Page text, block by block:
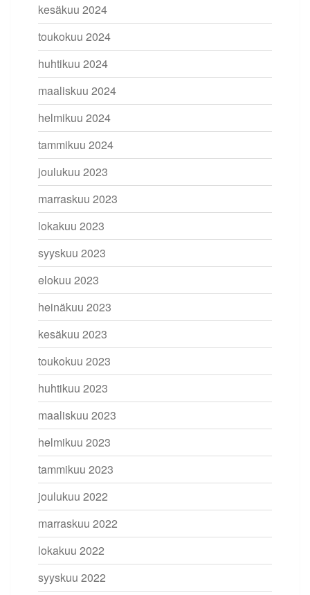
kesäkuu 2024
toukokuu 2024
huhtikuu 2024
maaliskuu 2024
helmikuu 2024
tammikuu 2024
joulukuu 2023
marraskuu 2023
lokakuu 2023
syyskuu 2023
elokuu 2023
heinäkuu 2023
kesäkuu 2023
toukokuu 2023
huhtikuu 2023
maaliskuu 2023
helmikuu 2023
tammikuu 2023
joulukuu 2022
marraskuu 2022
lokakuu 2022
syyskuu 2022